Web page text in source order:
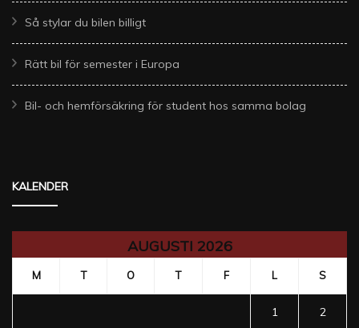
Så stylar du bilen billigt
Rätt bil för semester i Europa
Bil- och hemförsäkring för student hos samma bolag
KALENDER
AUGUSTI 2026
M T O T F L S
1 2